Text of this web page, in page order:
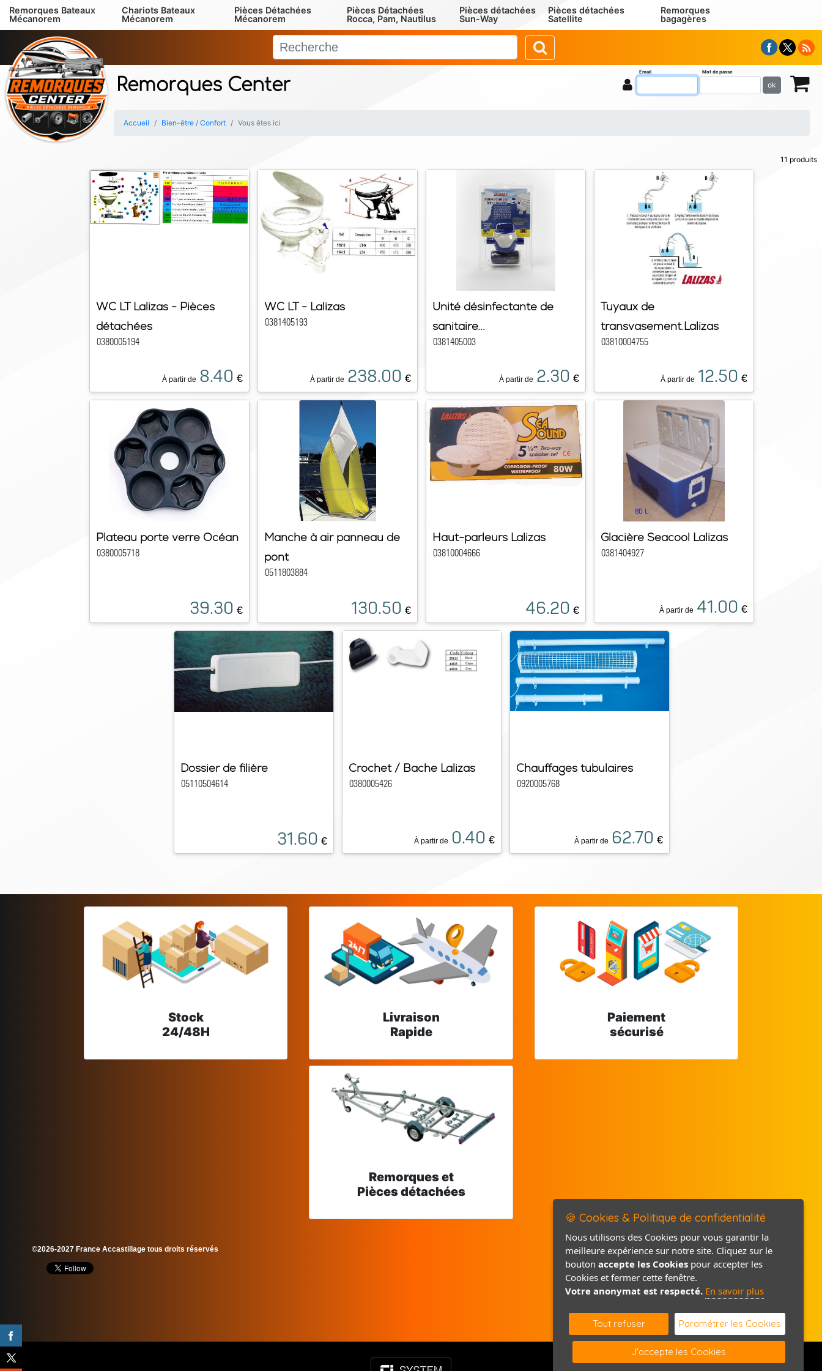
Remorques Center
Remorques Bateaux
Mécanorem
Chariots Bateaux
Mécanorem
Pièces Détachées
Mécanorem
Pièces Détachées
Rocca, Pam, Nautilus
Pièces détachées
Sun-Way
Pièces détachées
Satellite
Remorques
bagagères
Email Mot de passe
ok
Accueil Bien-être / Confort Vous êtes ici
11 produits
WC LT Lalizas - Pièces
détachées
0380005194
À partir de 8.40 €
WC LT - Lalizas
0381405193
À partir de 238.00 €
Unité désinfectante de
sanitaire...
0381405003
À partir de 2.30 €
Tuyaux de
transvasement.Lalizas
03810004755
À partir de 12.50 €
Plateau porte verre Océan
0380005718
39.30 €
Manche à air panneau de
pont
0511803884
130.50 €
Haut-parleurs Lalizas
03810004666
46.20 €
Glacière Seacool Lalizas
0381404927
À partir de 41.00 €
Dossier de filière
05110504614
31.60 €
Crochet / Bache Lalizas
0380005426
À partir de 0.40 €
Chauffages tubulaires
0920005768
À partir de 62.70 €
Stock
24/48H
Livraison
Rapide
Paiement
sécurisé
Remorques et
Pièces détachées
©2026-2027 France Accastillage tous droits réservés Mentions légales
Politique de confidentialité
Contact / Plan
🍪 Cookies & Politique de confidentialité
Nous utilisons des Cookies pour vous garantir la
meilleure expérience sur notre site. Cliquez sur le
bouton accepte les Cookies pour accepter les
Cookies et fermer cette fenêtre.
Votre anonymat est respecté. En savoir plus
Tout refuser Paramétrer les Cookies
J'accepte les Cookies